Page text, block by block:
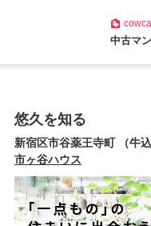
中古マ
悠久を知る
新宿区市谷薬王寺町 （牛込
市ヶ谷ハウス